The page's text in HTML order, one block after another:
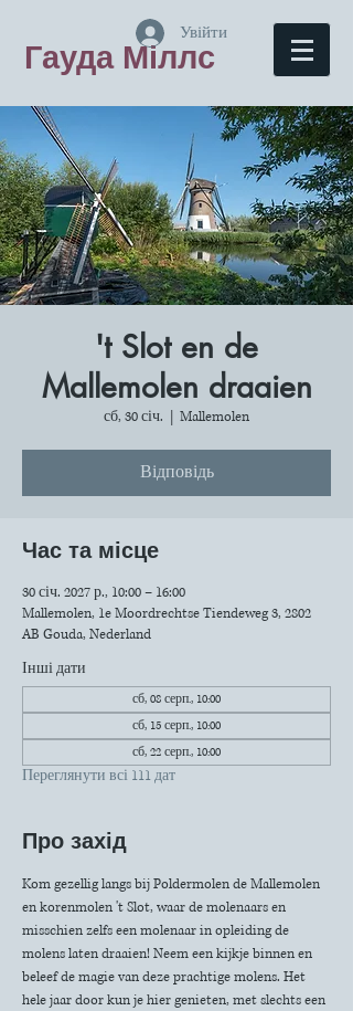
Гауда Міллс
Увійти
't Slot en de
Mallemolen draaien
сб, 30 січ. Mallemolen
Відповідь
Час та місце
30 січ. 2027 р., 10:00 – 16:00
Mallemolen, 1e Moordrechtse Tiendeweg 3, 2802
AB Gouda, Nederland
Інші дати
сб, 08 серп., 10:00
сб, 15 серп., 10:00
сб, 22 серп., 10:00
Переглянути всі 111 дат
Про захід
Kom gezellig langs bij Poldermolen de Mallemolen
en korenmolen 't Slot, waar de molenaars en
misschien zelfs een molenaar in opleiding de
molens laten draaien! Neem een kijkje binnen en
beleef de magie van deze prachtige molens. Het
hele jaar door kun je hier genieten, met slechts een